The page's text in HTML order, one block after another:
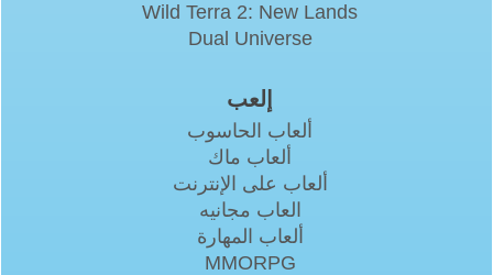
Wild Terra 2: New Lands
Dual Universe
إلعب
ألعاب الحاسوب
ألعاب ماك
ألعاب على الإنترنت
العاب مجانيه
ألعاب المهارة
MMORPG